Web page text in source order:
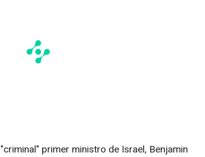
primer ministro de Israel, Benjamin